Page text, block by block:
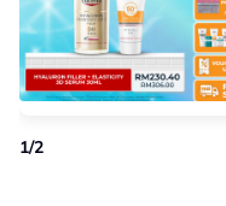
1/2